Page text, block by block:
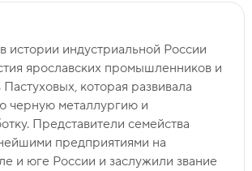
истории индустриальной России
ярославских промышленников и
которая развивала
черную металлургию и
Представители семейства
предприятиями на
и юге России и заслужили звание